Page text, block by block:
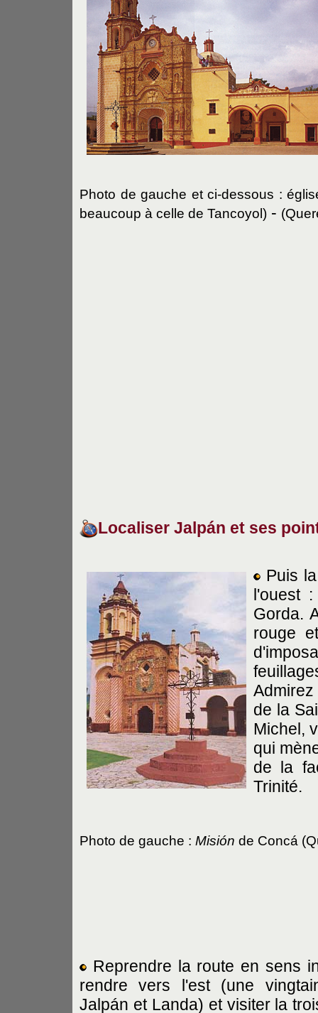
Photo de gauche et ci-dessous :
beaucoup à celle de Tancoyol) -
Localiser Jalpán et ses
Puis
l'ouest
Gorda.
rouge
de la
Michel,
qui
de la
Trinité.
Photo de gauche : Misión de Concá
Reprendre la route en sens
rendre vers l'est (une
Jalpán et Landa) et visiter la